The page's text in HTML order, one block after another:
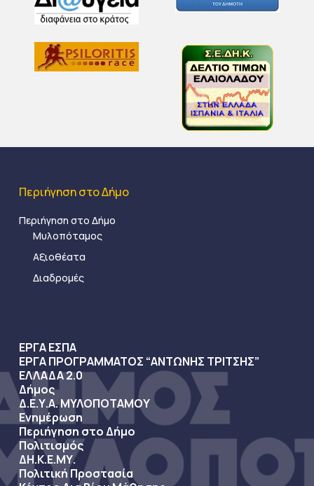
Περιήγηση στο Δήμο
Περιήγηση στο Δήμο
Μυλοπόταμος
Αξιοθέατα
Διαδρομές
ΕΡΓΑ ΕΣΠΑ
ΕΡΓΑ ΠΡΟΓΡΑΜΜΑΤΟΣ “ΑΝΤΩΝΗΣ ΤΡΙΤΣΗΣ”
ΕΛΛΑΔΑ 2.0
Δήμος
Δ.Ε.Υ.Α. ΜΥΛΟΠΟΤΑΜΟΥ
Ενημέρωση
Περιήγηση στο Δήμο
Πολιτισμός
ΔΗ.Κ.Ε.ΜΥ.
Πολιτική Προστασία